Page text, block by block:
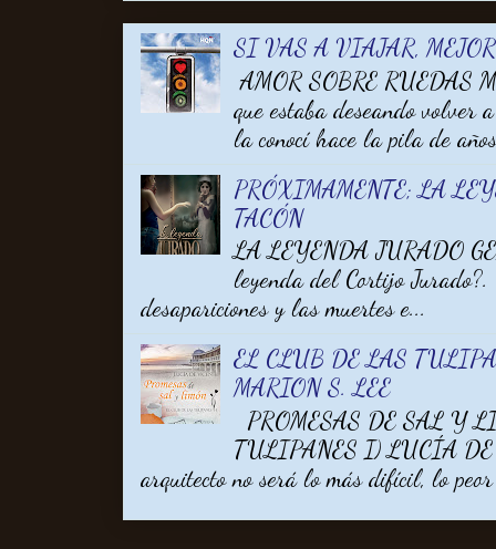
SI VAS A VIAJAR,
AMOR SOBRE RUEDAS
que estaba deseando volver
la conocí hace la pila de
PRÓXIMAMENTE; LA
TACÓN
LA LEYENDA JURADO
leyenda del Cortijo
desapariciones y las muertes e...
EL CLUB DE LAS
MARION S. LEE
PROMESAS DE SAL Y
TULIPANES I) LUCÍA DE
arquitecto no será lo más difícil, lo